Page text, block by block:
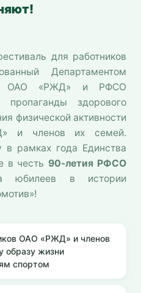
для работников
Департаментом
ОАО «РЖД» и РФСО
здорового
физической активности
и членов их семей.
в рамках года Единства
в честь 90-летия РФСО
в истории
ОАО «РЖД» и членов
образу жизни
спортом